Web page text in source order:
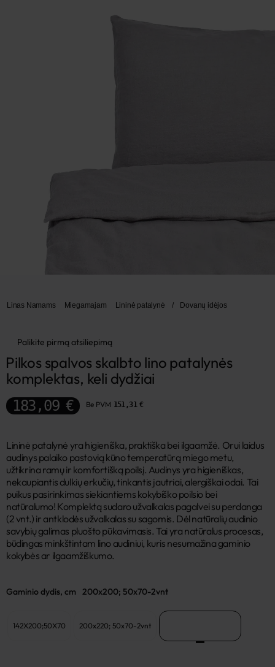
Linas Namams Miegamajam Lininė patalynė / Dovanų idėjos
Palikite pirmą atsiliepimą
Pilkos spalvos skalbto lino patalynės
komplektas, keli dydžiai
183,09 € Be PVM 151,31 €
Lininė patalynė yra higieniška, praktiška bei ilgaamžė. Orui laidus
audinys palaiko pastovią kūno temperatūrą miego metu,
užtikrina ramų ir komfortišką poilsį. Audinys yra higieniškas,
nekaupiantis dulkių erkučių, tinkantis jautriai, alergiškai odai. Tai
puikus pasirinkimas siekiantiems kokybiško poilsio bei
natūralumo! Komplektą sudaro užvalkalas pagalvei su perdanga
(2 vnt.) ir antklodės užvalkalas su sagomis. Dėl natūralių audinio
savybių galimas pluošto pūkavimasis. Tai yra natūralus procesas,
būdingas minkštintam lino audiniui, kuris nesumažina gaminio
kokybės ar ilgaamžiškumo.
Gaminio dydis, cm 200x200; 50x70-2vnt
142X200;50X70 200x220; 50x70-2vnt